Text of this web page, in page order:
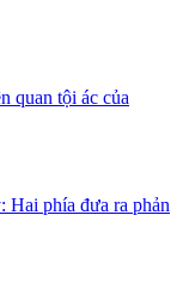
quan tội ác của
Hai phía đưa ra phản